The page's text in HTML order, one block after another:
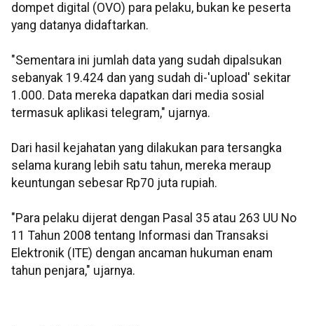
dompet digital (OVO) para pelaku, bukan ke peserta
yang datanya didaftarkan.
"Sementara ini jumlah data yang sudah dipalsukan
sebanyak 19.424 dan yang sudah di-'upload' sekitar
1.000. Data mereka dapatkan dari media sosial
termasuk aplikasi telegram," ujarnya.
Dari hasil kejahatan yang dilakukan para tersangka
selama kurang lebih satu tahun, mereka meraup
keuntungan sebesar Rp70 juta rupiah.
"Para pelaku dijerat dengan Pasal 35 atau 263 UU No
11 Tahun 2008 tentang Informasi dan Transaksi
Elektronik (ITE) dengan ancaman hukuman enam
tahun penjara," ujarnya.